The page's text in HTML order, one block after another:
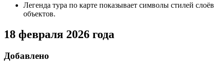
Легенда тура по карте показывает символы стилей слоёв
объектов.
18 февраля 2026 года
Добавлено